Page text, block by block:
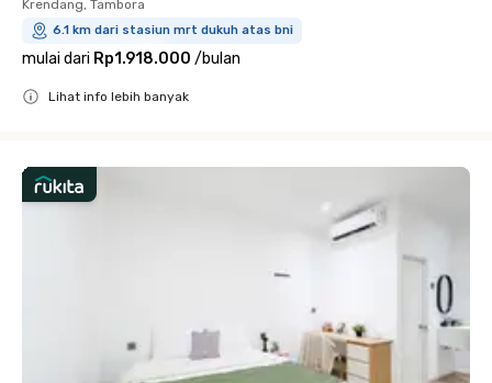
Krendang, Tambora
6.1 km dari stasiun mrt dukuh atas bni
mulai dari Rp1.918.000 /bulan
Lihat info lebih banyak